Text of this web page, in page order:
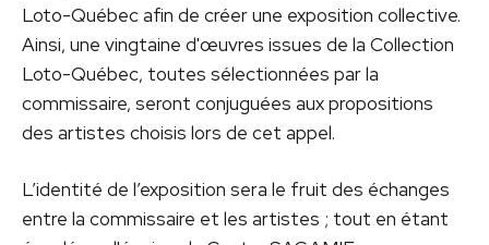
Loto-Québec afin de créer une exposition collective.
Ainsi, une vingtaine d'œuvres issues de la Collection
Loto-Québec, toutes sélectionnées par la
commissaire, seront conjuguées aux propositions
des artistes choisis lors de cet appel.
L’identité de l’exposition sera le fruit des échanges
entre la commissaire et les artistes ; tout en étant